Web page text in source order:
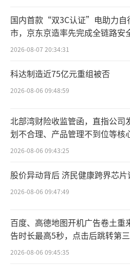
纳为，将取得成功的方
成“伪成功学”。
“全凭一张嘴”炒作
粉引流牟利问题，是参
这一领域，近几年
果”这个词儿，就是IP
的“黑话”，简而言之
钱。
平台封不住想要赚
能不断收割老板。借助
卖课、私董会和搞加盟
是一个庞大的、系统化的
国内首款“双3C认证”电助力自
市，京东京造率先完成全链路安
2026-08-07 20:34:31
科达制造近75亿元重组被否
2026-08-06 09:48:59
北部湾财险收监管函，直指公司
划不合理、产品管理不到位等
点”
2026-08-06 09:43:25
股价异动背后 济民健康跨界芯片
2026-08-06 09:47:49
百度、高德地图开机广告卷土重
告时长最高5秒，点击后跳转第
2026-08-06 09:45:35